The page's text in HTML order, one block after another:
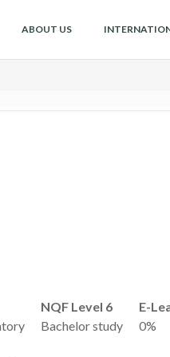
ABOUT US
NQF Level 6
Bachelor study
E-
0%